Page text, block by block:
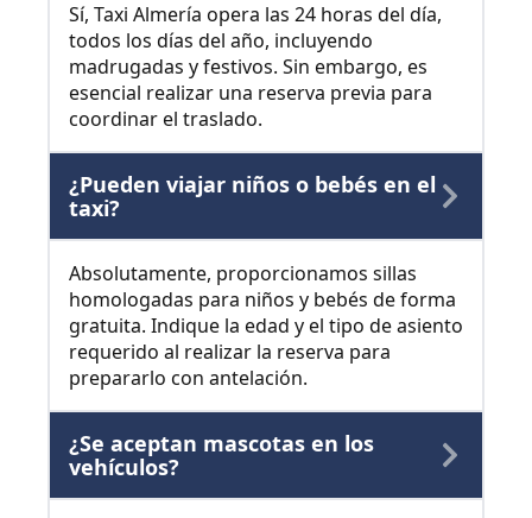
Sí, Taxi Almería opera las 24 horas del día,
todos los días del año, incluyendo
madrugadas y festivos. Sin embargo, es
esencial realizar una reserva previa para
coordinar el traslado.
¿Pueden viajar niños o bebés en el
taxi?
Absolutamente, proporcionamos sillas
homologadas para niños y bebés de forma
gratuita. Indique la edad y el tipo de asiento
requerido al realizar la reserva para
prepararlo con antelación.
¿Se aceptan mascotas en los
vehículos?